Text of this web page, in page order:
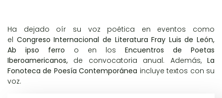
Ha dejado oír su voz poética en eventos como
el Congreso Internacional de Literatura Fray Luis de León,
Ab ipso ferro o en los Encuentros de Poetas
Iberoamericanos, de convocatoria anual. Además, La
Fonoteca de Poesía Contemporánea incluye textos con su
voz.